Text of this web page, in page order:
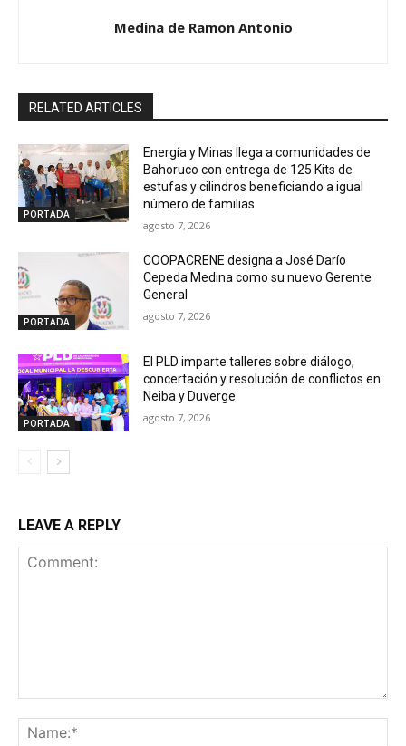
Medina de Ramon Antonio
RELATED ARTICLES
PORTADA
Energía y Minas llega a comunidades de
Bahoruco con entrega de 125 Kits de
estufas y cilindros beneficiando a igual
número de familias
agosto 7, 2026
PORTADA
COOPACRENE designa a José Darío
Cepeda Medina como su nuevo Gerente
General
agosto 7, 2026
PORTADA
El PLD imparte talleres sobre diálogo,
concertación y resolución de conflictos en
Neiba y Duverge
agosto 7, 2026
LEAVE A REPLY